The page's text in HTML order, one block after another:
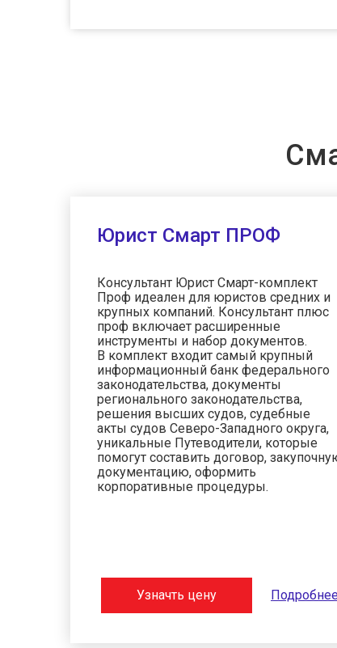
Юрист Смарт ПРОФ
Консультант Юрист Смарт-комплект
Проф идеален для юристов средних и
крупных компаний. Консультант плюс
проф включает расширенные
инструменты и набор документов.
В комплект входит самый крупный
информационный банк федерального
законодательства, документы
регионального законодательства,
решения высших судов, судебные
акты судов Северо-Западного округа,
уникальные Путеводители, которые
помогут составить договор,
документацию, оформить
корпоративные процедуры.
Узначть цену